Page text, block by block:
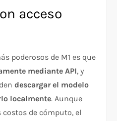
acceso
poderosos de M1 es que
mediante API, y
descargar el modelo
localmente. Aunque
de cómputo, el